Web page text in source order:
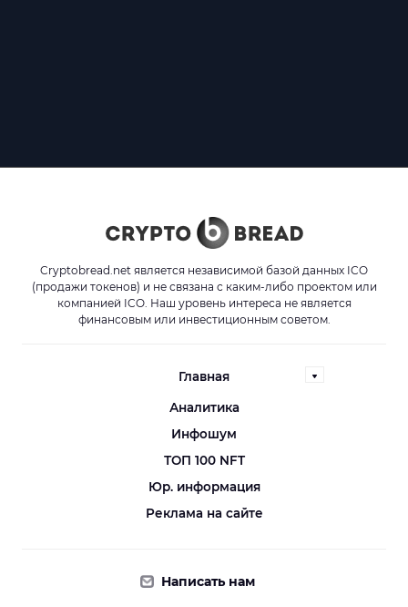
Cryptobread.net является независимой базой данных ICO
(продажи токенов) и не связана с каким-либо проектом или
компанией ICO. Наш уровень интереса не является
финансовым или инвестиционным советом.
Главная
Аналитика
Инфошум
ТОП 100 NFT
Юр. информация
Реклама на сайте
Написать нам